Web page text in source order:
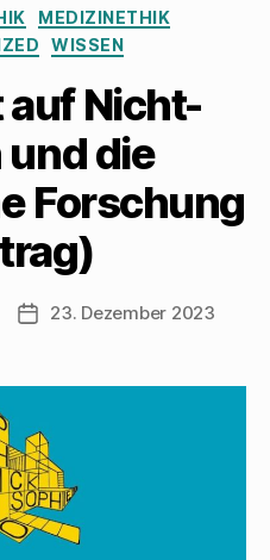
Kategorien
MEDIZINETHIK
WISSEN
auf Nicht-
die
Forschung
Veröffentlichungsdatum
23. Dezember 2023